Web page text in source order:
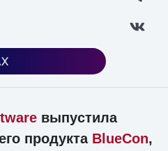
выпустила
продукта BlueCon,